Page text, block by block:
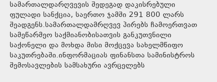
სამართალდარღვევის შედეგად დაკისრებული
ფულადი სანქცია, საერთო ჯამში 291 800 ლარს
შეადგენს.სამართალდამრღვევ პირებს ჩამოერთვათ
სამეწარმეო საქმიანობისათვის განკუთვნილი
საქონელი და მოხდა მისი მოქცევა სახელმწიფო
საკუთრებაში.ინფორმაციას ფინანსთა სამინისტროს
შემოსავლების სამსახური ავრცელებს